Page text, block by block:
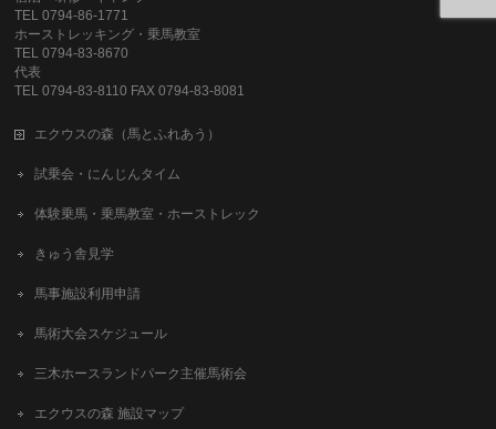
TEL 0794-86-1771
ホーストレッキング・乗馬教室
TEL 0794-83-8670
代表
TEL 0794-83-8110 FAX 0794-83-8081
エクウスの森（馬とふれあう）
試乗会・にんじんタイム
体験乗馬・乗馬教室・ホーストレック
きゅう舎見学
馬事施設利用申請
馬術大会スケジュール
三木ホースランドパーク主催馬術会
エクウスの森 施設マップ